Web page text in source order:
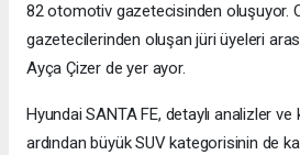
82 otomotiv gazetecisinden oluşuyor.
gazetecilerinden oluşan jüri üyeleri
Ayça Çizer de yer ayor.
Hyundai SANTA FE, detaylı analizler ve
ardından büyük SUV kategorisinin de